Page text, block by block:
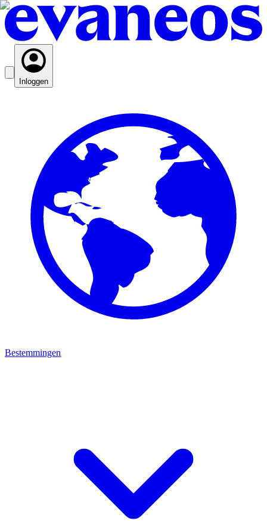
Inloggen
Bestemmingen